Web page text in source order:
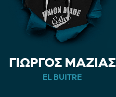
ΓΙΩΡΓΟΣ ΜΑΖΙΑΣ
EL BUITRE